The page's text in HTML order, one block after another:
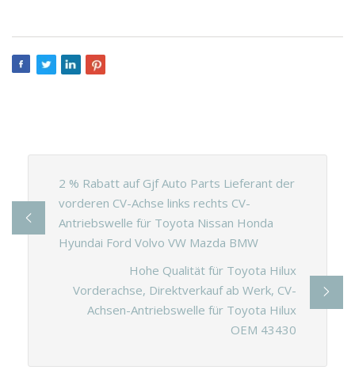
2 % Rabatt auf Gjf Auto Parts Lieferant der
vorderen CV-Achse links rechts CV-
Antriebswelle für Toyota Nissan Honda
Hyundai Ford Volvo VW Mazda BMW
Hohe Qualität für Toyota Hilux
Vorderachse, Direktverkauf ab Werk, CV-
Achsen-Antriebswelle für Toyota Hilux
OEM 43430